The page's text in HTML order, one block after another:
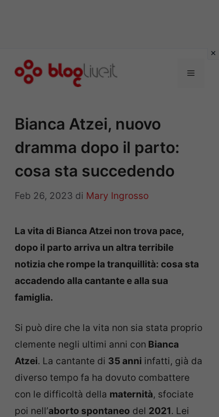
Menu
Bianca Atzei, nuovo
dramma dopo il parto:
cosa sta succedendo
Feb 26, 2023 di Mary Ingrosso
La vita di Bianca Atzei non trova pace,
dopo il parto arriva un altra terribile
notizia che rompe la tranquillità: cosa sta
accadendo alla cantante e alla sua
famiglia.
Si può dire che la vita non sia stata proprio
clemente negli ultimi anni con Bianca
Atzei. La cantante di 35 anni infatti, già da
diverso tempo fa ha dovuto combattere
con le difficoltà della maternità, sfociate
poi nell’aborto spontaneo del 2021. Lei